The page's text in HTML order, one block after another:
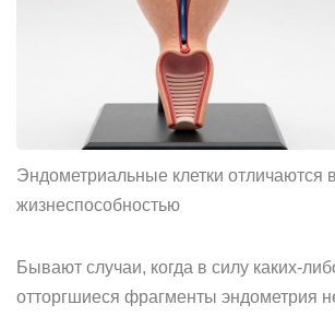
Эндометриальные клетки отличаются
жизнеспособностью
Бывают случаи, когда в силу каких-
отторгшиеся фрагменты эндометрия